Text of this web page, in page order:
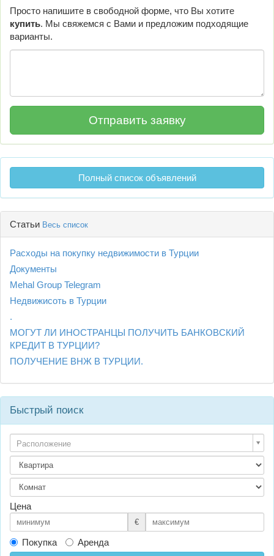
Просто напишите в свободной форме, что Вы хотите
купить. Мы свяжемся с Вами и предложим подходящие
варианты.
Полный список объявлений
Статьи Весь список
Расходы на покупку недвижимости в Турции
Документы
Mehal Group Telegram
Недвижисоть в Турции
.
МОГУТ ЛИ ИНОСТРАНЦЫ ПОЛУЧИТЬ БАНКОВСКИЙ
КРЕДИТ В ТУРЦИИ?
ПОЛУЧЕНИЕ ВНЖ В ТУРЦИИ.
Быстрый поиск
Расположение
Цена
€
Покупка
Аренда